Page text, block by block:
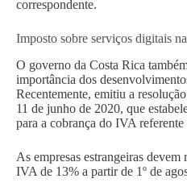
correspondente.
Imposto sobre serviços digitais na
O governo da Costa Rica
importância dos
Recentemente, emitiu a
11 de junho de 2020, que
para a cobrança do IVA
As empresas estrangeiras devem
IVA de 13% a partir de 1º de